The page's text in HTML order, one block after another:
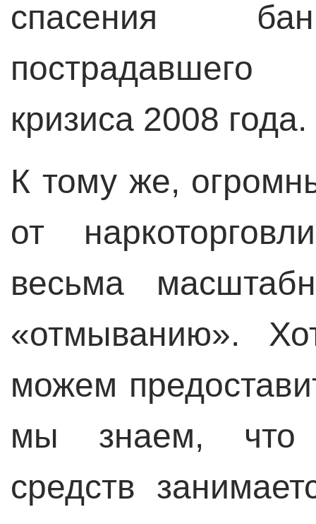
спасения
кризиса 2008 года.
К тому же,
от
весьма
«отмыванию».
можем
мы знаем, что
средств